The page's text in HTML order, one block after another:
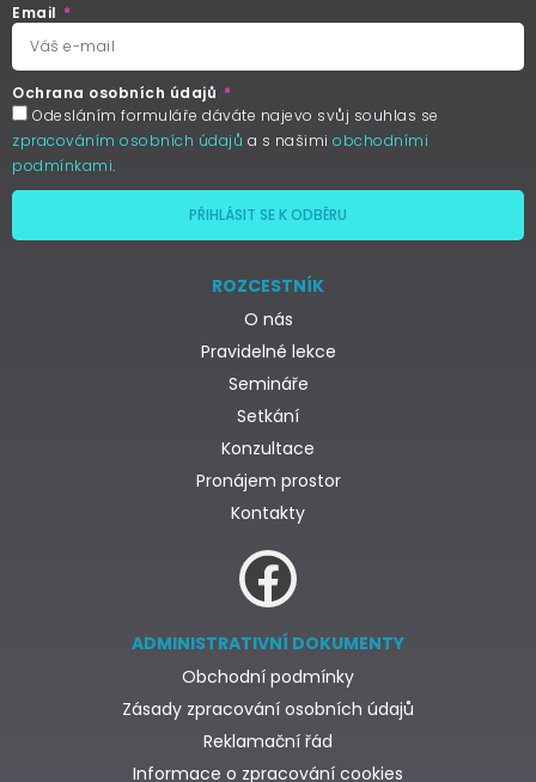
Email
Ochrana osobních údajů
Odesláním formuláře dáváte najevo svůj souhlas se
zpracováním osobních údajů a s našimi obchodními
podmínkami.
PŘIHLÁSIT SE K ODBĚRU
ROZCESTNÍK
O nás
Pravidelné lekce
Semináře
Setkání
Konzultace
Pronájem prostor
Kontakty
ADMINISTRATIVNÍ DOKUMENTY
Obchodní podmínky
Zásady zpracování osobních údajů
Reklamační řád
Informace o zpracování cookies